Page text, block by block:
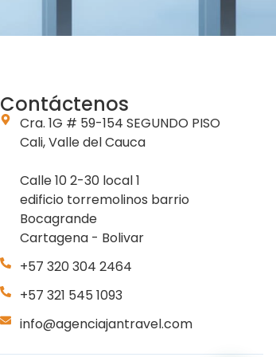
Contáctenos
Cra. 1G # 59-154 SEGUNDO PISO
Cali, Valle del Cauca
Calle 10 2-30 local 1
edificio torremolinos barrio
Bocagrande
Cartagena - Bolivar
+57 320 304 2464
+57 321 545 1093
info@agenciajantravel.com